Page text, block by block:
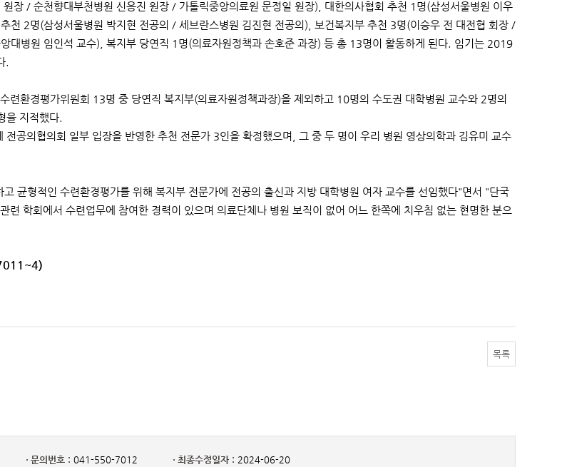
장 / 순천향대부천병원 신응진 원장 / 가톨릭중앙의료원 문정일 원장), 대한의사협회 추천 1명(삼성서울병원 이우
천 2명(삼성서울병원 박지현 전공의 / 세브란스병원 김진현 전공의), 보건복지부 추천 3명(이승우 전 대전협 회장 /
대병원 임인석 교수), 복지부 당연직 1명(의료자원정책과 손호준 과장) 등 총 13명이 활동하게 된다. 임기는 2019
.
련환경평가위원회 13명 중 당연직 복지부(의료자원정책과장)을 제외하고 10명의 수도권 대학병원 교수와 2명의
을 지적했다.
전공의협의회 일부 입장을 반영한 추천 전문가 3인을 확정했으며, 그 중 두 명이 우리 병원 영상의학과 김유미 교수
고 균형적인 수련환경평가를 위해 복지부 전문가에 전공의 출신과 지방 대학병원 여자 교수를 선임했다"면서 "단국
련 학회에서 수련업무에 참여한 경력이 있으며 의료단체나 병원 보직이 없어 어느 한쪽에 치우침 없는 현명한 분으
목록
문의번호 : 041-550-7012 최종수정일자 : 2024-06-20